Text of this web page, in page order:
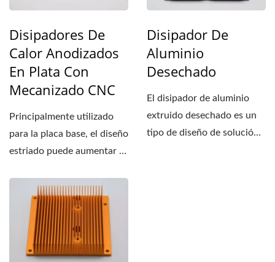
Disipadores De
Calor Anodizados
En Plata Con
Mecanizado CNC
Principalmente utilizado
para la placa base, el diseño
estriado puede aumentar el
Disipador De
Aluminio
Desechado
El disipador de aluminio
extruido desechado es un
tipo de diseño de solución